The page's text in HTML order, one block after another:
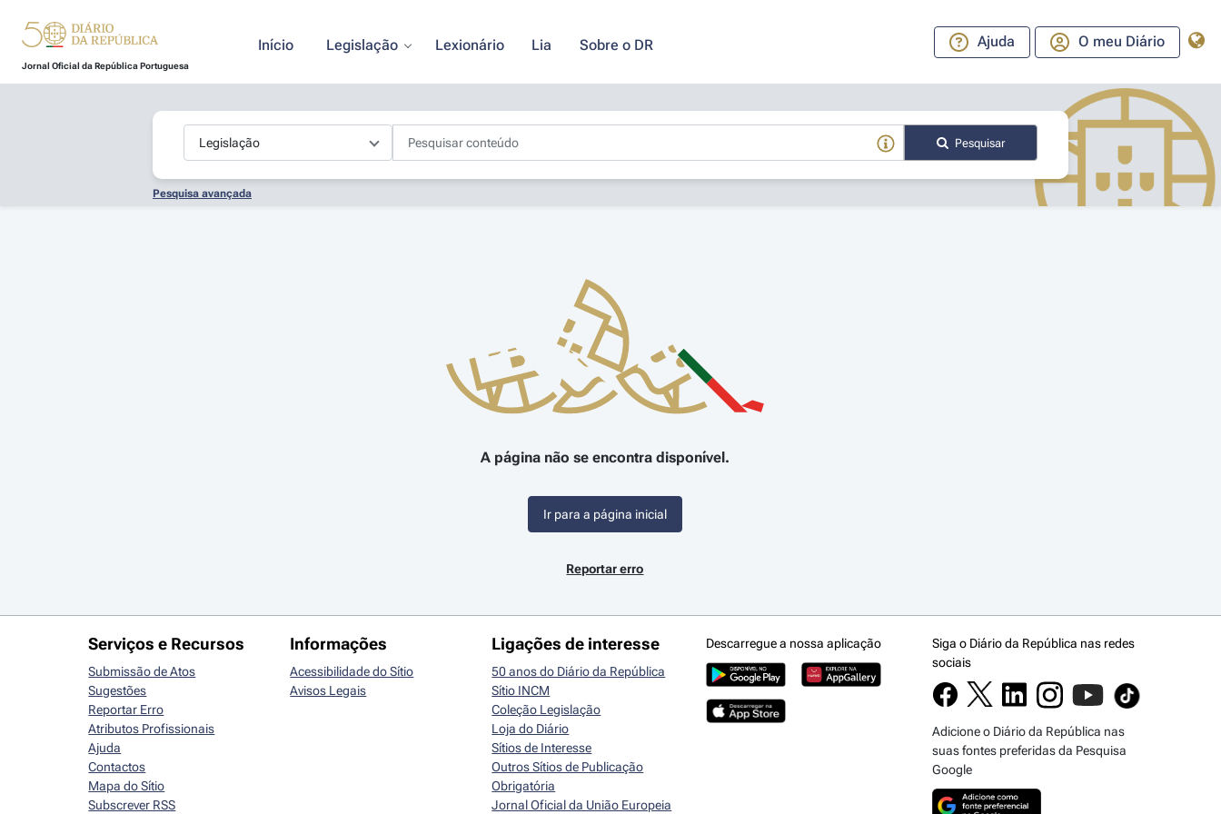
Jornal Oficial da República Portuguesa
Início Legislação Lexionário Lia Sobre o DR Ajuda O meu Diário
Pesquisar
Pesquisa avançada
A página não se encontra disponível.
Ir para a página inicial
Reportar erro
Serviços e Recursos
Submissão de Atos
Sugestões
Reportar Erro
Atributos Profissionais
Ajuda
Contactos
Mapa do Sítio
Subscrever RSS
Informações
Acessibilidade do Sítio
Avisos Legais
Ligações de interesse
50 anos do Diário da República
Sítio INCM
Coleção Legislação
Loja do Diário
Sítios de Interesse
Outros Sítios de Publicação
Obrigatória
Jornal Oficial da União Europeia
Descarregue a nossa aplicação
Siga o Diário da República nas redes
sociais
Adicione o Diário da República nas
suas fontes preferidas da Pesquisa
Google